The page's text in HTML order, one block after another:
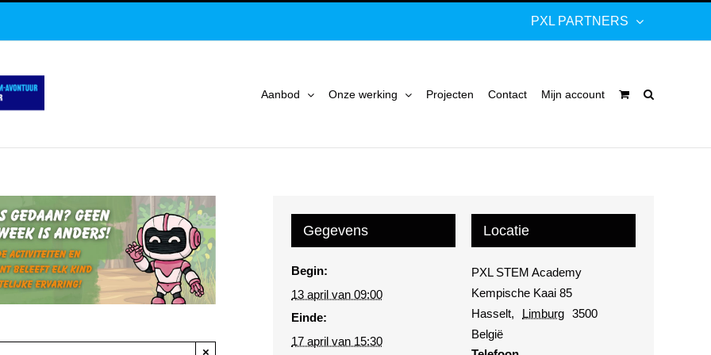
PXL PARTNERS
Aanbod Onze werking Projecten Contact Mijn account
×
Gegevens
Begin:
13 april van 09:00
Einde:
17 april van 15:30
Locatie
PXL STEM Academy
Kempische Kaai 85
Hasselt, Limburg 3500
België